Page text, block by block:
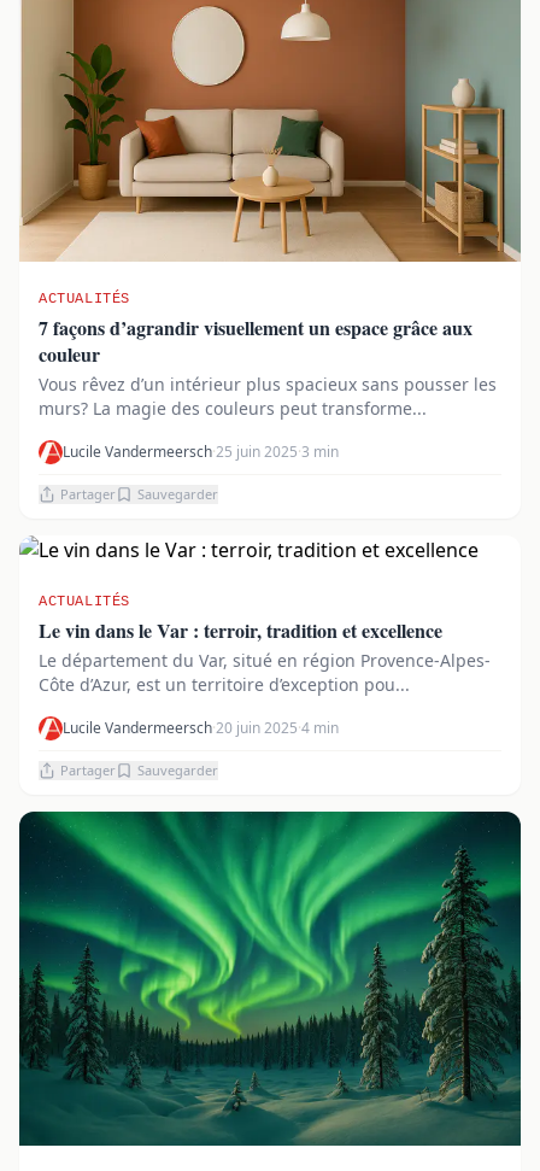
ACTUALITÉS
7 façons d’agrandir visuellement un espace grâce aux
couleur
Vous rêvez d’un intérieur plus spacieux sans pousser les
murs? La magie des couleurs peut transforme...
Lucile Vandermeersch·25 juin 2025·3 min
Partager Sauvegarder
ACTUALITÉS
Le vin dans le Var : terroir, tradition et excellence
Le département du Var, situé en région Provence-Alpes-
Côte d’Azur, est un territoire d’exception pou...
Lucile Vandermeersch·20 juin 2025·4 min
Partager Sauvegarder